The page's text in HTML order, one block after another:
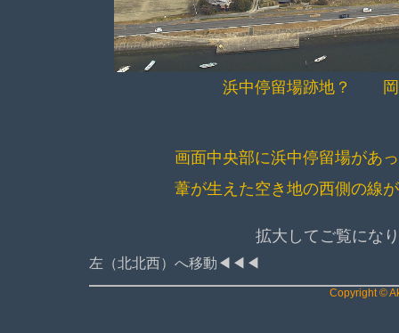
浜中停留場跡地？ 岡
画面中央部に浜中停留場があ
葦が生えた空き地の西側の線
拡大してご覧にな
左（北北西）へ移動◀◀◀
Copyright ©